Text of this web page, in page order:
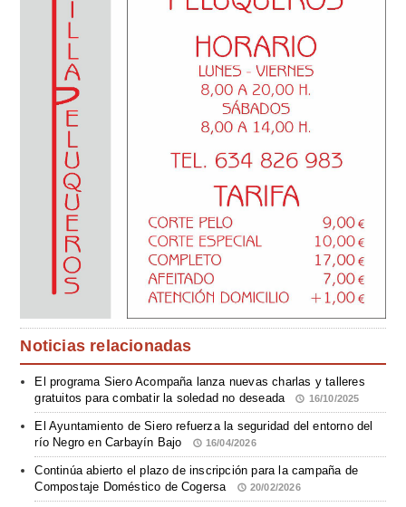
Noticias relacionadas
El programa Siero Acompaña lanza nuevas charlas y talleres
gratuitos para combatir la soledad no deseada
16/10/2025
El Ayuntamiento de Siero refuerza la seguridad del entorno del
río Negro en Carbayín Bajo
16/04/2026
Continúa abierto el plazo de inscripción para la campaña de
Compostaje Doméstico de Cogersa
20/02/2026